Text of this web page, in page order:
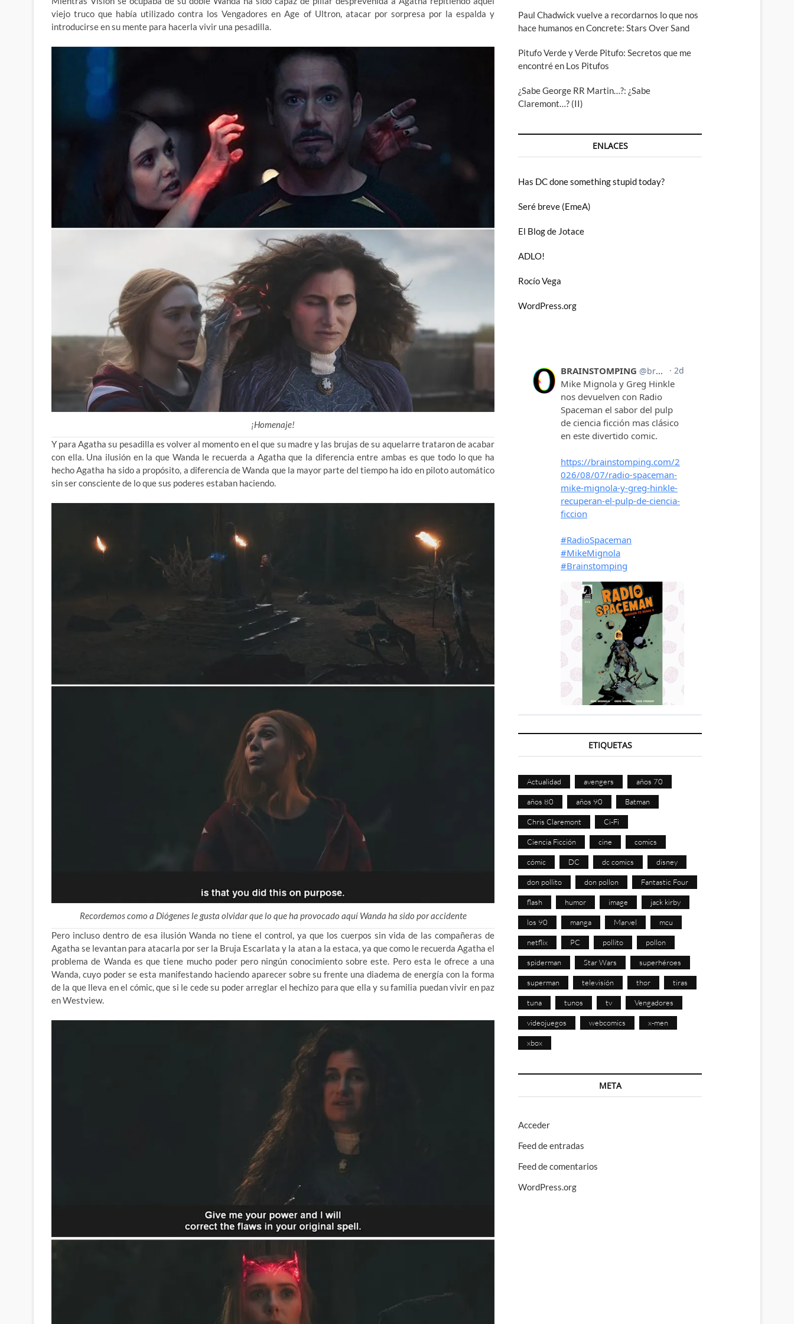
viejo truco que había utilizado contra los Vengadores en Age of Ultron, atacar por sorpresa por la espalda y
introducirse en su mente para hacerla vivir una pesadilla.
¡Homenaje!
Y para Agatha su pesadilla es volver al momento en el que su madre y las brujas de su aquelarre trataron de acabar
con ella. Una ilusión en la que Wanda le recuerda a Agatha que la diferencia entre ambas es que todo lo que ha
hecho Agatha ha sido a propósito, a diferencia de Wanda que la mayor parte del tiempo ha ido en piloto automático
sin ser consciente de lo que sus poderes estaban haciendo.
Recordemos como a Diógenes le gusta olvidar que lo que ha provocado aquí Wanda ha sido por accidente
Pero incluso dentro de esa ilusión Wanda no tiene el control, ya que los cuerpos sin vida de las compañeras de
Agatha se levantan para atacarla por ser la Bruja Escarlata y la atan a la estaca, ya que como le recuerda Agatha el
problema de Wanda es que tiene mucho poder pero ningún conocimiento sobre este. Pero esta le ofrece a una
Wanda, cuyo poder se esta manifestando haciendo aparecer sobre su frente una diadema de energía con la forma
de la que lleva en el cómic, que si le cede su poder arreglar el hechizo para que ella y su familia puedan vivir en paz
en Westview.
Paul Chadwick vuelve a recordarnos lo que nos
hace humanos en Concrete: Stars Over Sand
Pitufo Verde y Verde Pitufo: Secretos que me
encontré en Los Pitufos
¿Sabe George RR Martin…?: ¿Sabe
Claremont…? (II)
ENLACES
Has DC done something stupid today?
Seré breve (EmeA)
El Blog de Jotace
ADLO!
Rocío Vega
WordPress.org
ETIQUETAS
Actualidad avengers años 70
años 80 años 90 Batman
Chris Claremont Ci-Fi
Ciencia Ficción cine comics
cómic DC dc comics disney
don pollito don pollon Fantastic Four
flash humor image jack kirby
los 90 manga Marvel mcu
netflix PC pollito pollon
spiderman Star Wars superhéroes
superman televisión thor tiras
tuna tunos tv Vengadores
videojuegos webcomics x-men
xbox
META
Acceder
Feed de entradas
Feed de comentarios
WordPress.org